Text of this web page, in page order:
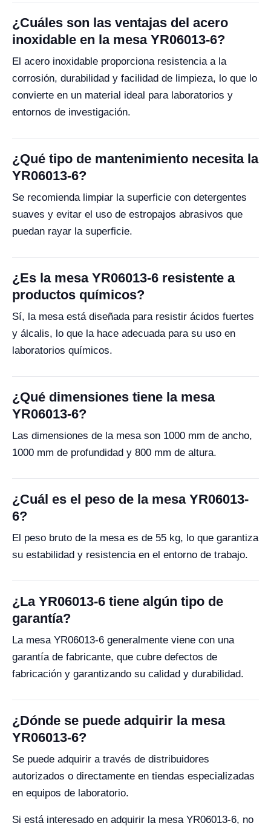
¿Cuáles son las ventajas del acero
inoxidable en la mesa YR06013-6?
El acero inoxidable proporciona resistencia a la
corrosión, durabilidad y facilidad de limpieza, lo que lo
convierte en un material ideal para laboratorios y
entornos de investigación.
¿Qué tipo de mantenimiento necesita la
YR06013-6?
Se recomienda limpiar la superficie con detergentes
suaves y evitar el uso de estropajos abrasivos que
puedan rayar la superficie.
¿Es la mesa YR06013-6 resistente a
productos químicos?
Sí, la mesa está diseñada para resistir ácidos fuertes
y álcalis, lo que la hace adecuada para su uso en
laboratorios químicos.
¿Qué dimensiones tiene la mesa
YR06013-6?
Las dimensiones de la mesa son 1000 mm de ancho,
1000 mm de profundidad y 800 mm de altura.
¿Cuál es el peso de la mesa YR06013-
6?
El peso bruto de la mesa es de 55 kg, lo que garantiza
su estabilidad y resistencia en el entorno de trabajo.
¿La YR06013-6 tiene algún tipo de
garantía?
La mesa YR06013-6 generalmente viene con una
garantía de fabricante, que cubre defectos de
fabricación y garantizando su calidad y durabilidad.
¿Dónde se puede adquirir la mesa
YR06013-6?
Se puede adquirir a través de distribuidores
autorizados o directamente en tiendas especializadas
en equipos de laboratorio.
Si está interesado en adquirir la mesa YR06013-6, no